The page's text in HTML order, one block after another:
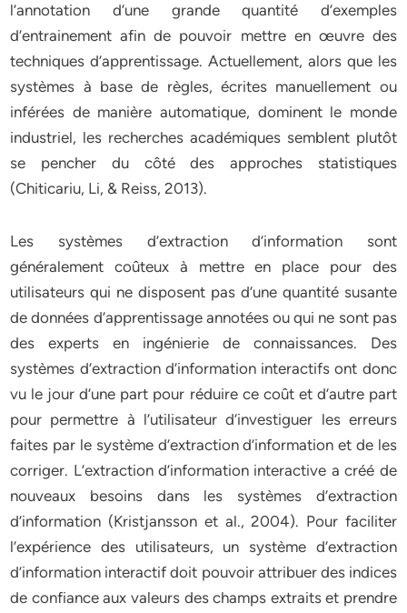
l’annotation d’une grande quantité d’exemples
d’entrainement afin de pouvoir mettre en œuvre des
techniques d’apprentissage. Actuellement, alors que les
systèmes à base de règles, écrites manuellement ou
inférées de manière automatique, dominent le monde
industriel, les recherches académiques semblent plutôt
se pencher du côté des approches statistiques
(Chiticariu, Li, & Reiss, 2013).
Les systèmes d’extraction d’information sont
généralement coûteux à mettre en place pour des
utilisateurs qui ne disposent pas d’une quantité susante
de données d’apprentissage annotées ou qui ne sont pas
des experts en ingénierie de connaissances. Des
systèmes d’extraction d’information interactifs ont donc
vu le jour d’une part pour réduire ce coût et d’autre part
pour permettre à l’utilisateur d’investiguer les erreurs
faites par le système d’extraction d’information et de les
corriger. L’extraction d’information interactive a créé de
nouveaux besoins dans les systèmes d’extraction
d’information (Kristjansson et al., 2004). Pour faciliter
l’expérience des utilisateurs, un système d’extraction
d’information interactif doit pouvoir attribuer des indices
de confiance aux valeurs des champs extraits et prendre